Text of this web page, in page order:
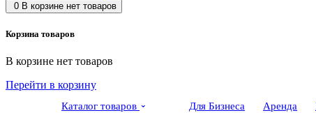
0 В корзине нет товаров
Корзина товаров
В корзине нет товаров
Перейти в корзину
Каталог товаров
Для Бизнеса Аренда